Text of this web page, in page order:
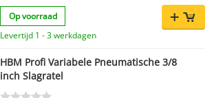
Op voorraad
Levertijd 1 - 3 werkdagen
HBM Profi Variabele Pneumatische 3/8
inch Slagratel